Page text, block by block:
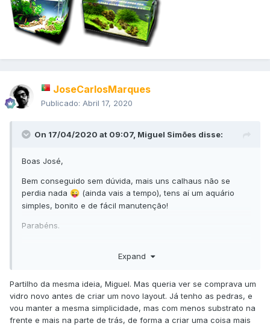
JoseCarlosMarques
Publicado: Abril 17, 2020
On 17/04/2020 at 09:07, Miguel Simões disse:
Boas José,
Bem conseguido sem dúvida, mais uns calhaus não se
perdia nada 😜 (ainda vais a tempo), tens aí um aquário
simples, bonito e de fácil manutenção!
Parabéns.
Expand
Partilho da mesma ideia, Miguel. Mas queria ver se comprava um
vidro novo antes de criar um novo layout. Já tenho as pedras, e
vou manter a mesma simplicidade, mas com menos substrato na
frente e mais na parte de trás, de forma a criar uma coisa mais